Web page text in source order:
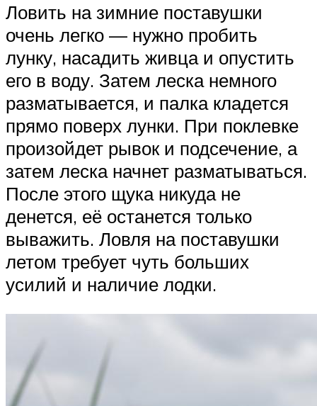
Ловить на зимние поставушки
очень легко — нужно пробить
лунку, насадить живца и опустить
его в воду. Затем леска немного
разматывается, и палка кладется
прямо поверх лунки. При поклевке
произойдет рывок и подсечение, а
затем леска начнет разматываться.
После этого щука никуда не
денется, её останется только
выважить. Ловля на поставушки
летом требует чуть больших
усилий и наличие лодки.